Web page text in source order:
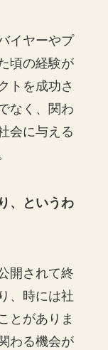
イヤーやプ
頃の経験が
トを成功さ
なく、関わ
会に与える
、というわ
開されて終
、時には社
とがありま
わる機会が